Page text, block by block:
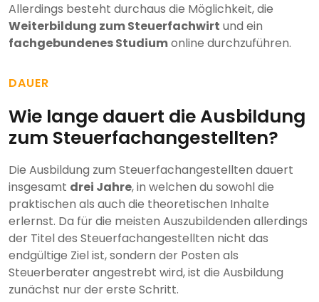
Allerdings besteht durchaus die Möglichkeit, die
Weiterbildung zum Steuerfachwirt und ein
fachgebundenes Studiumonline durchzuführen.
DAUER
Wie lange dauert die Ausbildung
zum Steuerfachangestellten?
Die Ausbildung zum Steuerfachangestellten dauert
insgesamt drei Jahre, in welchen du sowohl die
praktischen als auch die theoretischen Inhalte
erlernst. Da für die meisten Auszubildenden allerdings
der Titel des Steuerfachangestellten nicht das
endgültige Ziel ist, sondern der Posten als
Steuerberater angestrebt wird, ist die Ausbildung
zunächst nur der erste Schritt.